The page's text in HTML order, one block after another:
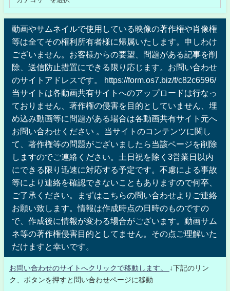
動画やサムネイルで使用している映像の著作権や肖像権
等は全てその権利所有者様に帰属いたします。申しわけ
ございません。お客様からの要望、問題がある記事を削
除、送信防止措置にできる限り応じます。お問い合わせ
のサイトアドレスです。 https://form.os7.biz/f/c82c6596/
当サイトは各動画共有サイトへのアップロードは行なっ
ておりません、著作権の侵害を目的としていません、埋
め込み動画等に問題がある場合は各動画共有サイト元へ
お問い合わせください 。当サイトのコンテンツに関し
て、著作権等の問題がございましたら当該ページを削除
しますのでご連絡ください。土日祝を除く3営業日以内
にできる限り迅速に対応する予定です。不慮による事故
等により連絡を確認できないこともありますので何卒、
ご了承ください。まずはこちらの問い合わせよりご連絡
お願い致します。情報は作成時点の日時のものですの
で、作成後に情報が変わる場合がございます。動画サム
ネ等の著作権侵害目的としてません。その点ご理解いた
だけますと幸いです。
お問い合わせのサイトへクリックで移動します。
↓下記のリン
ク、ボタンを押すと問い合わせページに移動